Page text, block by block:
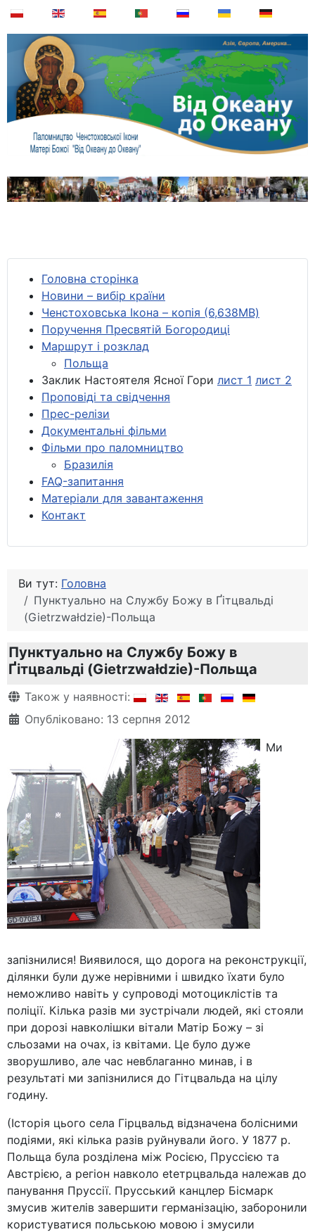
Головна сторінка
Новини – вибір країни
Ченстоховська Ікона – копія (6,638MB)
Поручення Пресвятій Богородиці
Маршрут і розклад
Польща
Заклик Настоятеля Ясної Гори лист 1 лист 2
Проповіді та свідчення
Прес-релізи
Документальні фільми
Фільми про паломництво
Бразилія
FAQ-запитання
Матеріали для завантаження
Контакт
Ви тут: Головна
Пунктуально на Службу Божу в Ґітцвальді
(Gietrzwałdzie)-Польща
Пунктуально на Службу Божу в
Ґітцвальді (Gietrzwałdzie)-Польща
Деталі
Також у наявності:
Опубліковано: 13 серпня 2012
Ми
запізнилися! Виявилося, що дорога на реконструкції,
ділянки були дуже нерівними і швидко їхати було
неможливо навіть у супроводі мотоциклістів та
поліції. Кілька разів ми зустрічали людей, які стояли
при дорозі навколішки вітали Матір Божу – зі
сльозами на очах, із квітами. Це було дуже
зворушливо, але час невблаганно минав, і в
результаті ми запізнилися до Гітцвальда на цілу
годину.
(Історія цього села Гірцвальд відзначена болісними
подіями, які кілька разів руйнували його. У 1877 р.
Польща була розділена між Росією, Пруссією та
Австрією, а регіон навколо etетрцвальда належав до
панування Пруссії. Прусський канцлер Бісмарк
змусив жителів завершити германізацію, заборонили
користуватися польською мовою і змусили